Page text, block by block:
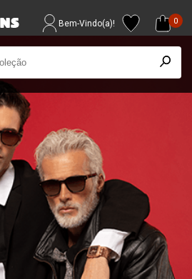
Bem-Vindo(a)! 0